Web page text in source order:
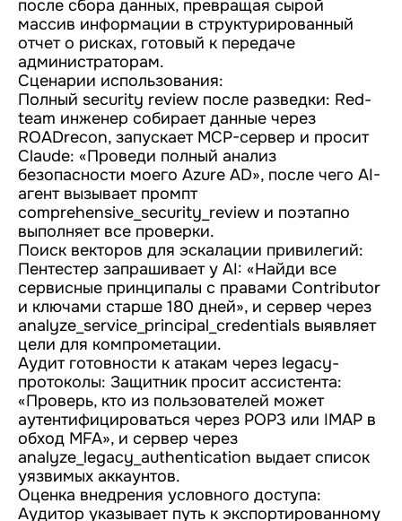
после сбора данных, превращая сырой
массив информации в структурированный
отчет о рисках, готовый к передаче
администраторам.
Сценарии использования:
Полный security review после разведки: Red-
team инженер собирает данные через
ROADrecon, запускает MCP-сервер и просит
Claude: «Проведи полный анализ
безопасности моего Azure AD», после чего AI-
агент вызывает промпт
comprehensive_security_review и поэтапно
выполняет все проверки.
Поиск векторов для эскалации привилегий:
Пентестер запрашивает у AI: «Найди все
сервисные принципалы с правами Contributor
и ключами старше 180 дней», и сервер через
analyze_service_principal_credentials выявляет
цели для компрометации.
Аудит готовности к атакам через legacy-
протоколы: Защитник просит ассистента:
«Проверь, кто из пользователей может
аутентифицироваться через POP3 или IMAP в
обход MFA», и сервер через
analyze_legacy_authentication выдает список
уязвимых аккаунтов.
Оценка внедрения условного доступа:
Аудитор указывает путь к экспортированному